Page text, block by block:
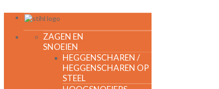
ZAGEN EN
SNOEIEN
HEGGENSCHAREN /
HEGGENSCHAREN OP
STEEL